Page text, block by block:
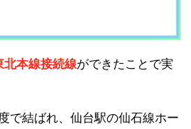
北本線接続線ができたことで実
で結ばれ、仙台駅の仙石線ホー